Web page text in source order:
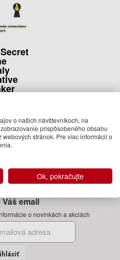
Thurber
€
email
o novinkách a akciách
o našich návštevníkoch, na
prispôsobeného obsahu
stránok. Pre viac informácií o
Ok, pokračujte